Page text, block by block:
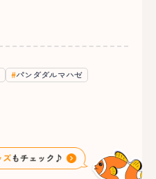
パンダダルマハゼ